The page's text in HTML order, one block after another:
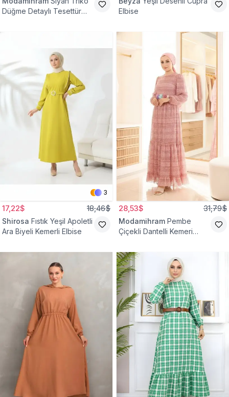
Düğme Detaylı Tesettür
Elbise
3
17,22$ 18,46$
Shirosa Fıstık Yeşil Apoletli
Ara Biyeli Kemerli Elbise
28,53$ 31,79$
Modamihram Pembe
Çiçekli Dantelli Kemeri